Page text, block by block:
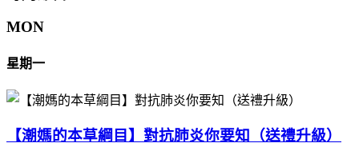
MON
星期一
【潮媽的本草綱目】對抗肺炎你要知（送禮升級）